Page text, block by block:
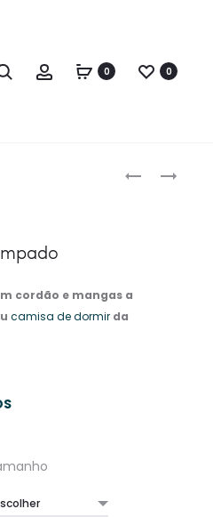
0 0
CAMISA
cordão e mangas a
camisa de dormir da